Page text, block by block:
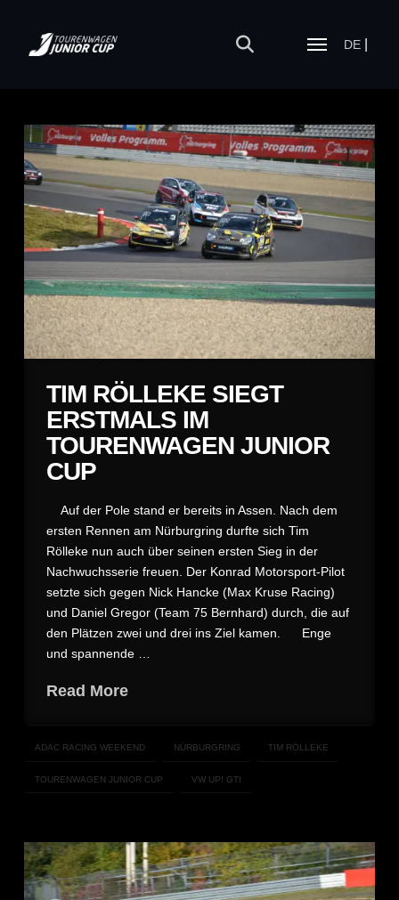
DE
TIM RÖLLEKE SIEGT
ERSTMALS IM
TOURENWAGEN JUNIOR
CUP
Auf der Pole stand er bereits in Assen. Nach dem
ersten Rennen am Nürburgring durfte sich Tim
Rölleke nun auch über seinen ersten Sieg in der
Nachwuchsserie freuen. Der Konrad Motorsport-Pilot
setzte sich gegen Nick Hancke (Max Kruse Racing)
und Daniel Gregor (Team 75 Bernhard) durch, die auf
den Plätzen zwei und drei ins Ziel kamen. Enge
und spannende …
Read More
ADAC RACING WEEKEND NÜRBURGRING TIM RÖLLEKE
TOURENWAGEN JUNIOR CUP VW UP! GTI